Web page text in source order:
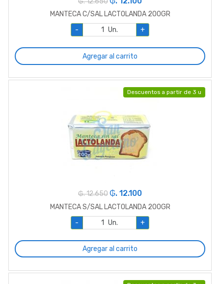
MANTECA C/SAL LACTOLANDA 200GR
-
Un. +
Agregar al carrito
Descuentos a partir de 3 u
₲. 12.650 ₲. 12.100
MANTECA S/SAL LACTOLANDA 200GR
-
Un. +
Agregar al carrito